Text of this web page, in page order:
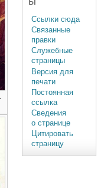
Ссылки сюда
Связанные
правки
Служебные
страницы
Версия для
печати
Постоянная
ссылка
Сведения
о странице
Цитировать
страницу